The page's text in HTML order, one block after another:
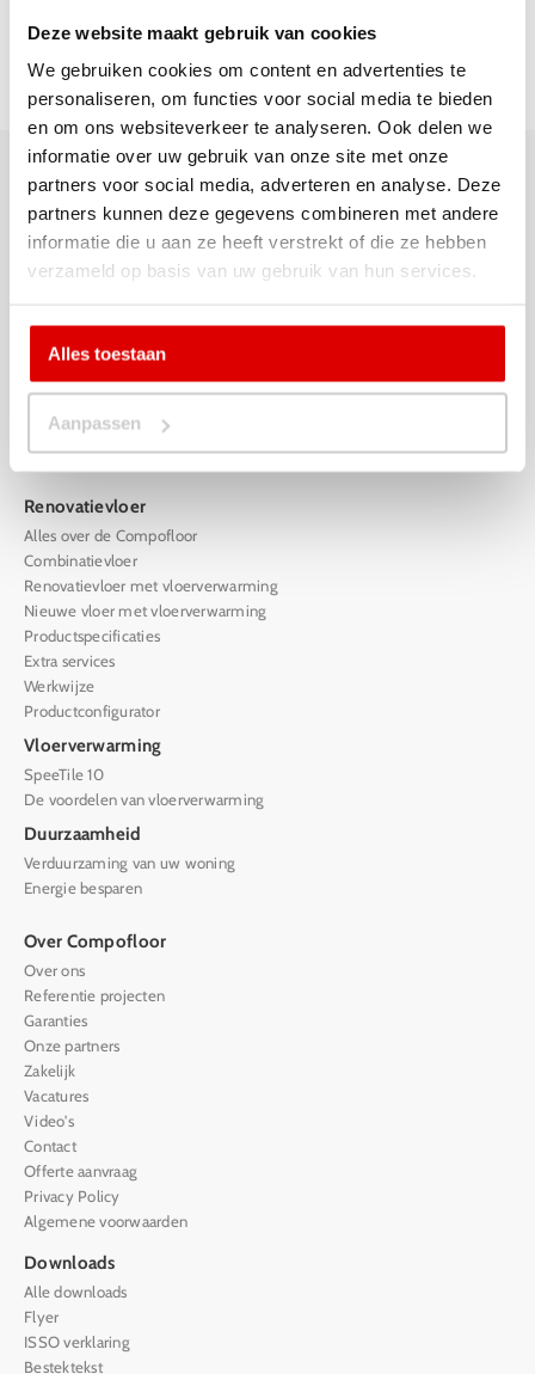
Deze website maakt gebruik van cookies
We gebruiken cookies om content en advertenties te
personaliseren, om functies voor social media te bieden
en om ons websiteverkeer te analyseren. Ook delen we
informatie over uw gebruik van onze site met onze
partners voor social media, adverteren en analyse. Deze
partners kunnen deze gegevens combineren met andere
informatie die u aan ze heeft verstrekt of die ze hebben
verzameld op basis van uw gebruik van hun services.
Alles toestaan
Aanpassen
100%prefab
Vooriedere woning
100%luchtdicht
Compofloor is een betrouwbaar en bewezen vloersysteem. In nauwe
samenwerking met de Technische Universiteit Eindhoven en IMd
raadgevende ingenieurs is de vloer ontwikkeld en getest. De vloer
1771 SP Wieringerwerf
085 – 07 18 888
sales@compofloor.nl
9.2/10
Renovatievloer
Alles over de Compofloor
Combinatievloer
Renovatievloer met vloerverwarming
Nieuwe vloer met vloerverwarming
Productspecificaties
Extra services
Werkwijze
Productconfigurator
Vloerverwarming
SpeeTile 10
De voordelen van vloerverwarming
Duurzaamheid
Verduurzaming van uw woning
Energie besparen
Over Compofloor
Over ons
Referentie projecten
Garanties
Onze partners
Zakelijk
Vacatures
Video's
Contact
Offerte aanvraag
Privacy Policy
Algemene voorwaarden
Downloads
Alle downloads
Flyer
ISSO verklaring
Bestektekst